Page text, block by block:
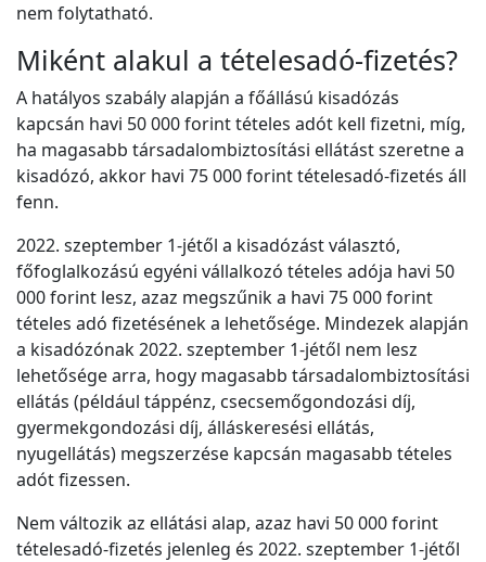
nem folytatható.
Miként alakul a tételesadó-fizetés?
A hatályos szabály alapján a főállású kisadózás
kapcsán havi 50 000 forint tételes adót kell fizetni, míg,
ha magasabb társadalombiztosítási ellátást szeretne a
kisadózó, akkor havi 75 000 forint tételesadó-fizetés áll
fenn.
2022. szeptember 1-jétől a kisadózást választó,
főfoglalkozású egyéni vállalkozó tételes adója havi 50
000 forint lesz, azaz megszűnik a havi 75 000 forint
tételes adó fizetésének a lehetősége. Mindezek alapján
a kisadózónak 2022. szeptember 1-jétől nem lesz
lehetősége arra, hogy magasabb társadalombiztosítási
ellátás (például táppénz, csecsemőgondozási díj,
gyermekgondozási díj, álláskeresési ellátás,
nyugellátás) megszerzése kapcsán magasabb tételes
adót fizessen.
Nem változik az ellátási alap, azaz havi 50 000 forint
tételesadó-fizetés jelenleg és 2022. szeptember 1-jétől